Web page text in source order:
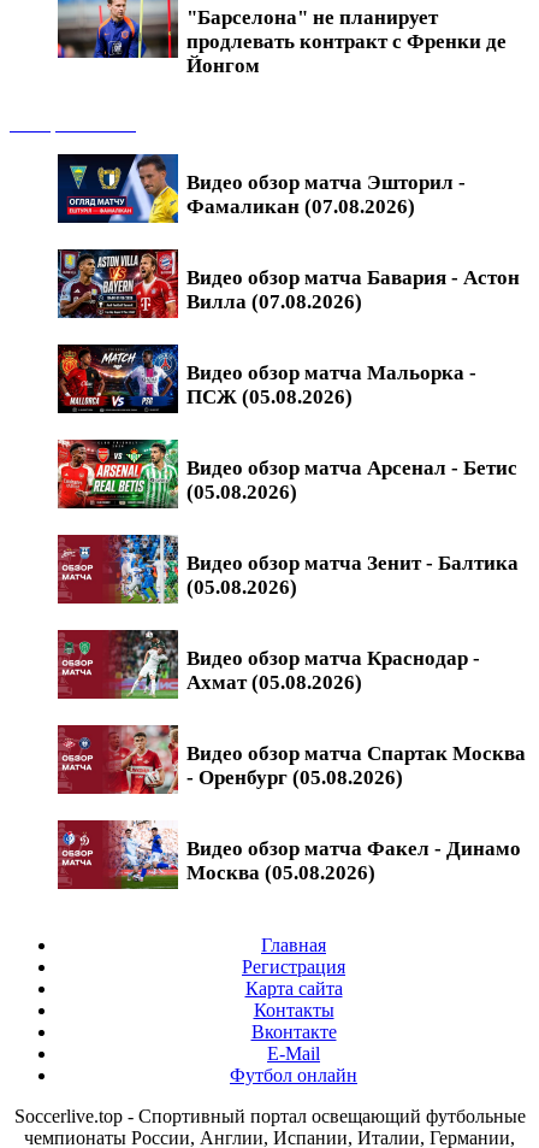
"Барселона" не планирует
продлевать контракт с Френки де
Йонгом
Видео обзор матча Эшторил -
Фамаликан (07.08.2026)
Видео обзор матча Бавария - Астон
Вилла (07.08.2026)
Видео обзор матча Мальорка -
ПСЖ (05.08.2026)
Видео обзор матча Арсенал - Бетис
(05.08.2026)
Видео обзор матча Зенит - Балтика
(05.08.2026)
Видео обзор матча Краснодар -
Ахмат (05.08.2026)
Видео обзор матча Спартак Москва
- Оренбург (05.08.2026)
Видео обзор матча Факел - Динамо
Москва (05.08.2026)
Главная
Регистрация
Карта сайта
Контакты
Вконтакте
E-Mail
Футбол онлайн
Soccerlive.top - Спортивный портал освещающий футбольные
чемпионаты России, Англии, Испании, Италии, Германии,